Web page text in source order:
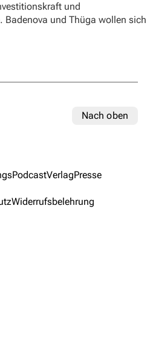
und
Badenova und Thüga wollen sich
Nach oben
PodcastVerlagPresse
Widerrufsbelehrung